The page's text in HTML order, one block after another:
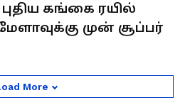
கங்கை ரயில்
முன் சூப்பர்
More